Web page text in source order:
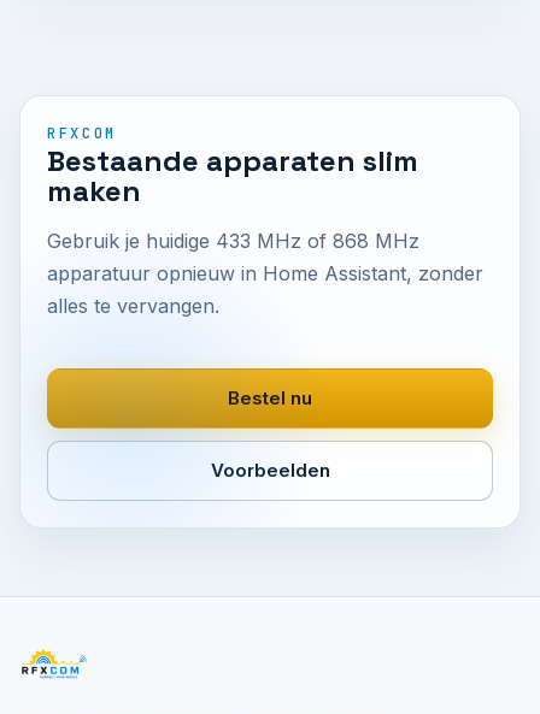
RFXCOM
Bestaande apparaten slim
maken
Gebruik je huidige 433 MHz of 868 MHz
apparatuur opnieuw in Home Assistant, zonder
alles te vervangen.
Bestel nu
Voorbeelden